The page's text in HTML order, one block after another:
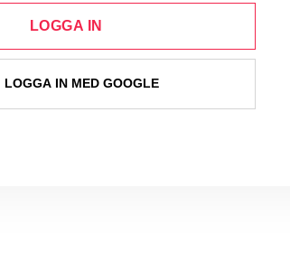
LOGGA IN
LOGGA IN MED GOOGLE